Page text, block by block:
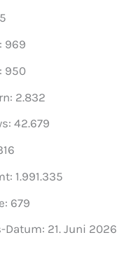
5
969
950
2.832
42.679
1.991.335
679
Datum: 21. Juni 2026